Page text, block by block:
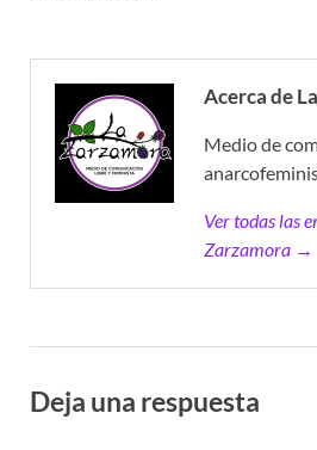
Acerca de
Medio de
Ver todas las
Zarzamora →
Deja una respuesta